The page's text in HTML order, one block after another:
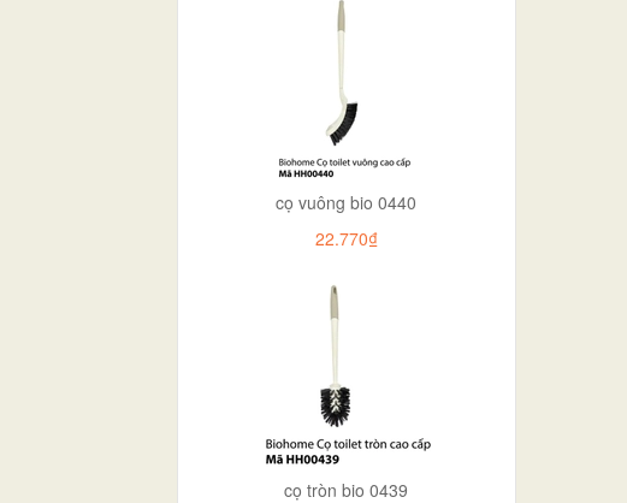
cọ vuông bio 0440
22.770₫
cọ tròn bio 0439